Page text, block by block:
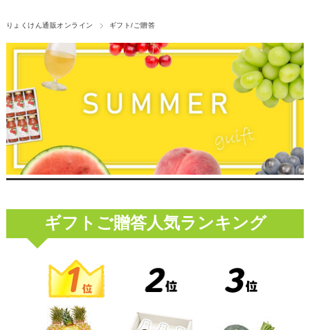
りょくけん通販オンライン ギフト/ご贈答
ギフトご贈答人気ランキング